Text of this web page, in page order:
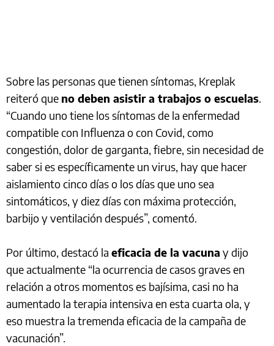
Sobre las personas que tienen síntomas, Kreplak
reiteró que no deben asistir a trabajos o escuelas.
“Cuando uno tiene los síntomas de la enfermedad
compatible con Influenza o con Covid, como
congestión, dolor de garganta, fiebre, sin necesidad de
saber si es específicamente un virus, hay que hacer
aislamiento cinco días o los días que uno sea
sintomáticos, y diez días con máxima protección,
barbijo y ventilación después”, comentó.
Por último, destacó la eficacia de la vacuna y dijo
que actualmente “la ocurrencia de casos graves en
relación a otros momentos es bajísima, casi no ha
aumentado la terapia intensiva en esta cuarta ola, y
eso muestra la tremenda eficacia de la campaña de
vacunación”.